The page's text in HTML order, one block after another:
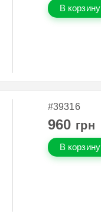
В корзину
#39316
960 грн
В корзину